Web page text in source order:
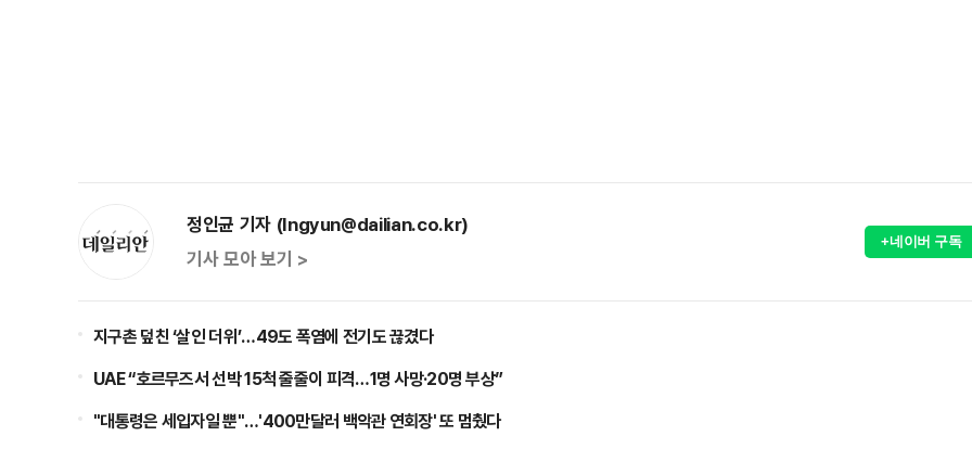
정인균 기자 (Ingyun@dailian.co.kr)
기사 모아 보기 >
+네이버 구독
지구촌 덮친 ‘살인 더위’…49도 폭염에 전기도 끊겼다
UAE “호르무즈서 선박 15척 줄줄이 피격…1명 사망·20명 부상”
"대통령은 세입자일 뿐"…'400만달러 백악관 연회장' 또 멈췄다